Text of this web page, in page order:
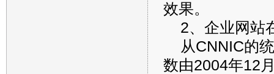
效果。
2、企业网站
从CNNIC的统
数由2004年12